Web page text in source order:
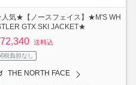
気★【ノースフェイス】★M'S WH
GTX SKI JACKET★
送料込
税負担なし
THE NORTH FACE